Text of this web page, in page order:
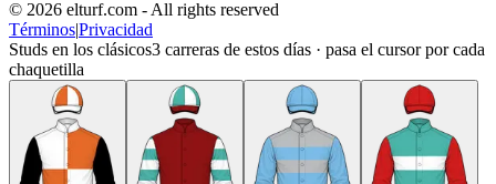
© 2026 elturf.com - All rights reserved
Términos|Privacidad
Studs en los clásicos3 carreras de estos días · pasa el cursor por cada
chaquetilla